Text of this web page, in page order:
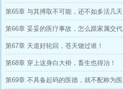
第65章 与其搏取不可能，还不如多活几天
第66章 妥妥的医疗事故，怎么跟家属交代
第67章 天道好轮回，苍天饶过谁！
第68章 穿上这身白大褂，畜生也得治！
第69章 不具备起码的医德，就不配称为医